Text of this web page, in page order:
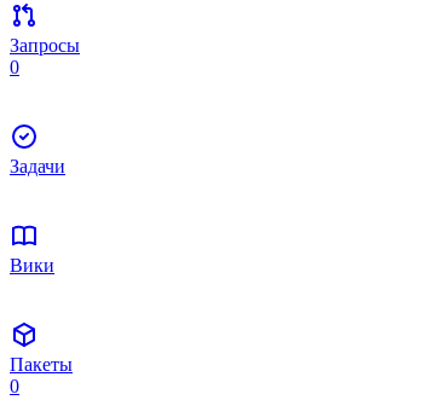
Запросы
0
Задачи
Вики
Пакеты
0